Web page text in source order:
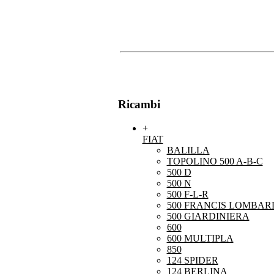
Ricambi
+
FIAT
BALILLA
TOPOLINO 500 A-B-C
500 D
500 N
500 F-L-R
500 FRANCIS
500 GIARDINIERA
600
600 MULTIPLA
850
124 SPIDER
124 BERLINA